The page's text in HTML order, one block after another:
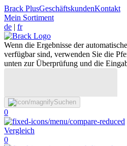
Brack PlusGeschäftskundenKontakt
Mein Sortiment
de | fr
Wenn die Ergebnisse der
verfügbar sind, verwenden Sie die
unten zur Überprüfung und die
Suchen
0
Vergleich
0